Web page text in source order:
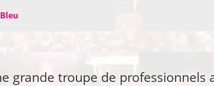
grande troupe de